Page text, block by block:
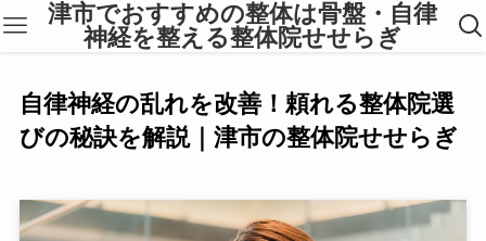
津市でおすすめの整体は骨盤・自律
神経を整える整体院せせらぎ
自律神経の乱れを改善！頼れる整体院選
びの秘訣を解説｜津市の整体院せせらぎ